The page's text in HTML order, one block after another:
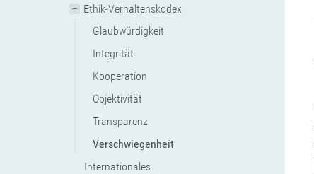
Ethik-Verhaltenskodex
Glaubwürdigkeit
Integrität
Kooperation
Objektivität
Transparenz
Verschwiegenheit
Internationales